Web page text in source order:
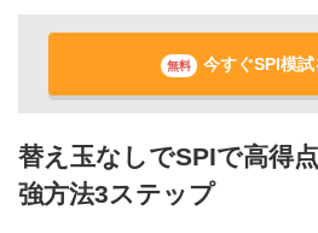
無料 今すぐSPI模
替え玉なしでSPIで高得
強方法3ステップ